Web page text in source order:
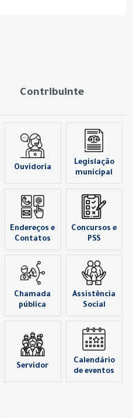
Contribuinte
Ouvidoria
Legislação
municipal
Endereços e
Contatos
Concursos e
PSS
Chamada
pública
Assistência
Social
Servidor
Calendário
de eventos